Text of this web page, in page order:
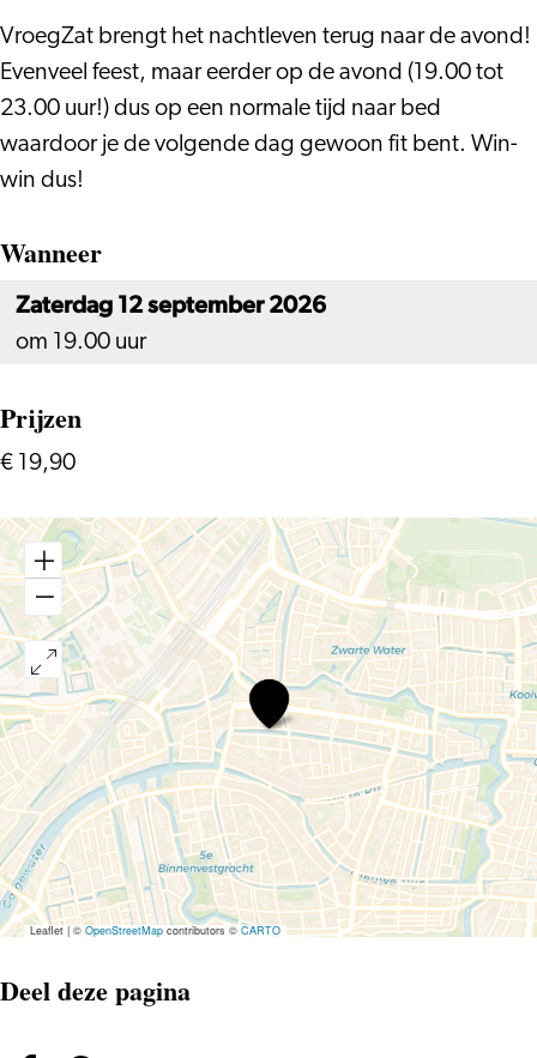
VroegZat brengt het nachtleven terug naar de avond!
Evenveel feest, maar eerder op de avond (19.00 tot
23.00 uur!) dus op een normale tijd naar bed
waardoor je de volgende dag gewoon fit bent. Win-
win dus!
Wanneer
Zaterdag 12 september 2026
om 19.00 uur
Prijzen
€ 19,90
VroegZat
Leaflet| ©OpenStreetMapcontributors ©CARTO
Deel deze pagina